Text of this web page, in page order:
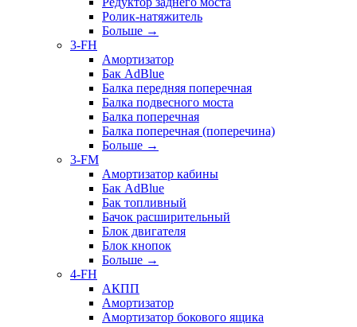
Ролик-натяжитель
Больше →
3-FH
Амортизатор
Бак AdBlue
Балка передняя поперечная
Балка подвесного моста
Балка поперечная
Балка поперечная (поперечина)
Больше →
3-FM
Амортизатор кабины
Бак AdBlue
Бак топливный
Бачок расширительный
Блок двигателя
Блок кнопок
Больше →
4-FH
АКПП
Амортизатор
Амортизатор бокового ящика